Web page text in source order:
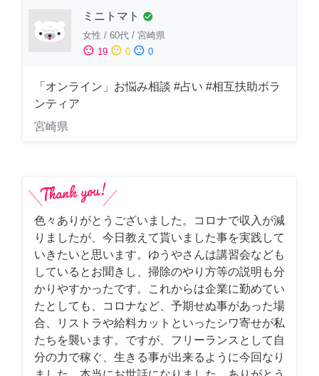
ミニトマト check_circle
女性 / 60代 / 宮崎県
sentiment_satisfied 19 sentiment_neutral 0 sentiment_dissatisfied 0
「オンライン」お悩み相談 #占い #相互扶助ボラ
ンティア
宮崎県
色々ありがとうございました。コロナで収入が減
りましたが、今日教えて貰いました事を実践して
いきたいと思います。ゆうやさんは講習会なども
しているとお聞きし、掃除のやり方等の説明も分
かりやすかったです。これからは企業に勤めてい
たとしても、コロナなど、予期せぬ事があった場
合、リストラや給料カットといったシワ寄せが私
たちを襲います。ですが、フリーランスとして自
分の力で稼ぐ、生きる事が出来るように今回なり